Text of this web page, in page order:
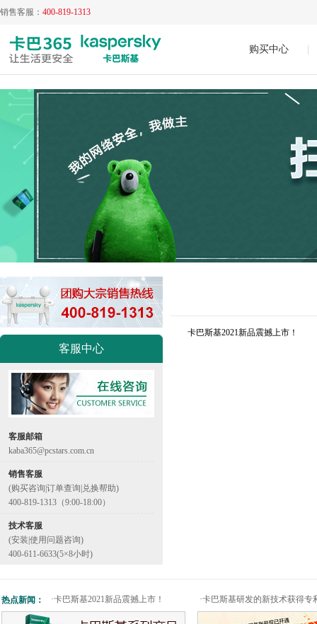
销售客服： 400-819-1313
购买中心
客服中心
客服邮箱
kaba365@pcstars.com.cn
销售客服
(购买咨询|订单查询|兑换帮助)
400-819-1313（9:00-18:00）
技术客服
(安装|使用问题咨询)
400-611-6633(5×8小时)
卡巴斯基2021新品震撼上市！
热点新闻： ·卡巴斯基2021新品震撼上市！ ·卡巴斯基研发的新技术获得专